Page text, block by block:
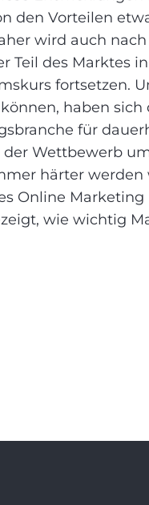
den Vorteilen
wird auch
Teil des Marktes
fortsetzen.
haben sich
für
Wettbewerb
härter
Online
wie wichtig